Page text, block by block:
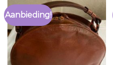
Aanbieding!